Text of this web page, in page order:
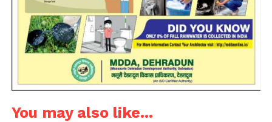
You may also like...